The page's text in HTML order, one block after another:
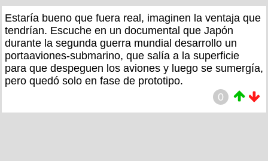
Estaría bueno que fuera real, imaginen la ventaja que
tendrían. Escuche en un documental que Japón
durante la segunda guerra mundial desarrollo un
portaaviones-submarino, que salía a la superficie
para que despeguen los aviones y luego se sumergía,
pero quedó solo en fase de prototipo.
0